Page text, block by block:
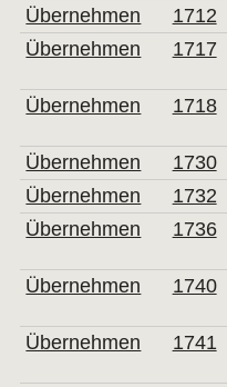
Übernehmen
1712
Übernehmen
1717
Übernehmen
1718
Übernehmen
1730
Übernehmen
1732
Übernehmen
1736
Übernehmen
1740
Übernehmen
1741